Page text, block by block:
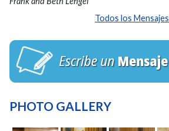
Todos los Mensajes
PHOTO GALLERY